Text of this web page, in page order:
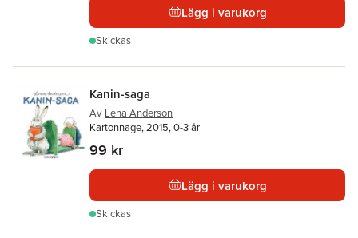
Lägg i varukorg
Skickas
Kanin-saga
Av Lena Anderson
Kartonnage, 2015, 0-3 år
99 kr
Lägg i varukorg
Skickas